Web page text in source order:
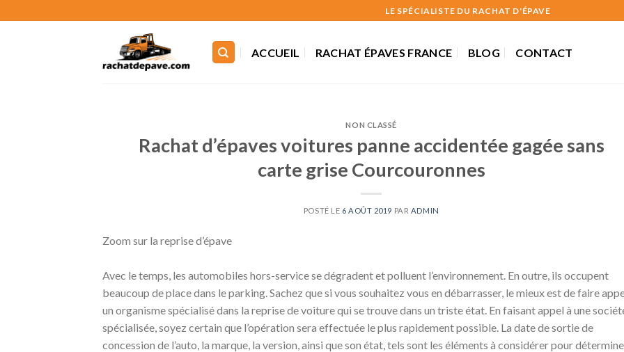
to
LE SPÉCIALISTE DU RACHAT D'ÉPAVE
ACCUEIL RACHAT ÉPAVES FRANCE BLOG CONTACT
NON CLASSÉ
Rachat d’épaves voitures panne accidentée gagée sans
carte grise Courcouronnes
POSTÉ LE 6 AOÛT 2019 PAR ADMIN
Zoom sur la reprise d’épave
Avec le temps, les automobiles hors-service se dégradent et polluent l’environnement. En outre, ils occupent
beaucoup de place dans le parking. Sachez que si vous souhaitez vous en débarrasser, le mieux est de faire
un organisme spécialisé dans la reprise de voiture qui se trouve dans un triste état. En faisant appel à une
spécialisée, soyez certain que l’opération sera effectuée le plus rapidement possible. La date de sortie de
concession de l’auto, la marque, la version, ainsi que son état, tels sont les éléments à considérer pour